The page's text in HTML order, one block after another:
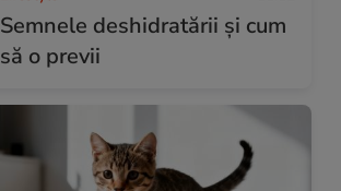
Semnele deshidratării și cum
să o previi